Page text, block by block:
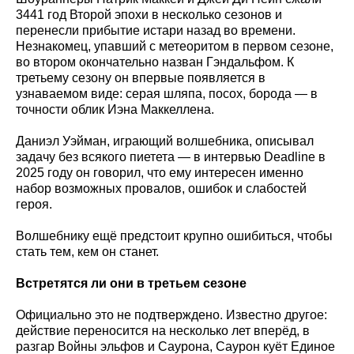
3441 год Второй эпохи в несколько сезонов и
перенесли прибытие истари назад во времени.
Незнакомец, упавший с метеоритом в первом сезоне,
во втором окончательно назван Гэндальфом. К
третьему сезону он впервые появляется в
узнаваемом виде: серая шляпа, посох, борода — в
точности облик Иэна Маккеллена.
Даниэл Уэйман, играющий волшебника, описывал
задачу без всякого пиетета — в интервью Deadline в
2025 году он говорил, что ему интересен именно
набор возможных провалов, ошибок и слабостей
героя.
Волшебнику ещё предстоит крупно ошибиться, чтобы
стать тем, кем он станет.
Встретятся ли они в третьем сезоне
Официально это не подтверждено. Известно другое:
действие переносится на несколько лет вперёд, в
разгар Войны эльфов и Саурона, Саурон куёт Единое